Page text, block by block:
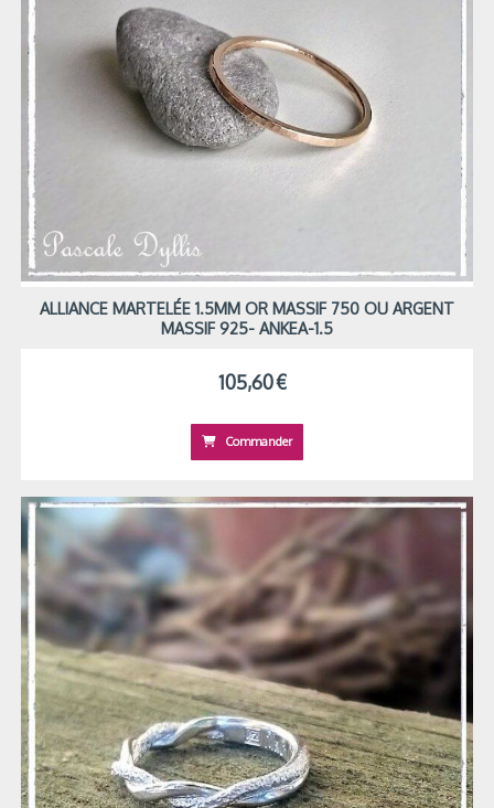
ALLIANCE MARTELÉE 1.5MM OR MASSIF 750 OU ARGENT
MASSIF 925- ANKEA-1.5
105,60€
Commander